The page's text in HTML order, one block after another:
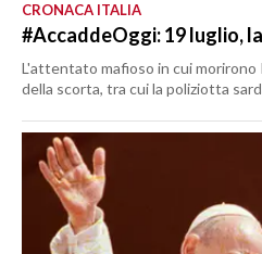
CRONACA ITALIA
#AccaddeOggi: 19 luglio,
L'attentato mafioso in cui morirono
della scorta, tra cui la poliziotta